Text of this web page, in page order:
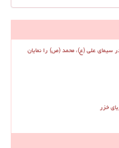
علی (ع)، محمد (ص) را نمایان
خزر